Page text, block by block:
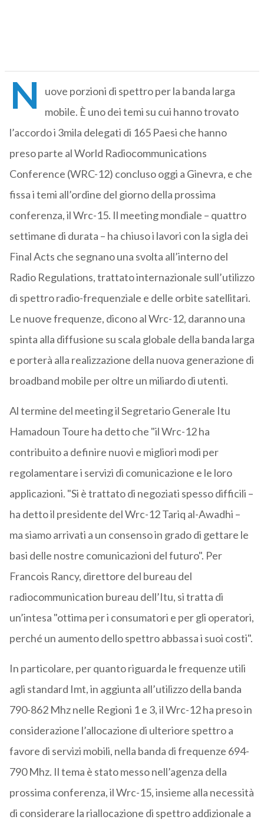
N
uove porzioni di spettro per la banda larga
mobile. È uno dei temi su cui hanno trovato
l’accordo i 3mila delegati di 165 Paesi che hanno
preso parte al World Radiocommunications
Conference (WRC-12) concluso oggi a Ginevra, e che
fissa i temi all’ordine del giorno della prossima
conferenza, il Wrc-15. Il meeting mondiale – quattro
settimane di durata – ha chiuso i lavori con la sigla dei
Final Acts che segnano una svolta all’interno del
Radio Regulations, trattato internazionale sull’utilizzo
di spettro radio-frequenziale e delle orbite satellitari.
Le nuove frequenze, dicono al Wrc-12, daranno una
spinta alla diffusione su scala globale della banda larga
e porterà alla realizzazione della nuova generazione di
broadband mobile per oltre un miliardo di utenti.
Al termine del meeting il Segretario Generale Itu
Hamadoun Toure ha detto che "il Wrc-12 ha
contribuito a definire nuovi e migliori modi per
regolamentare i servizi di comunicazione e le loro
applicazioni. "Si è trattato di negoziati spesso difficili –
ha detto il presidente del Wrc-12 Tariq al-Awadhi –
ma siamo arrivati ​​a un consenso in grado di gettare le
basi delle nostre comunicazioni del futuro". Per
Francois Rancy, direttore del bureau del
radiocommunication bureau dell’Itu, si tratta di
un’intesa "ottima per i consumatori e per gli operatori,
perché un aumento dello spettro abbassa i suoi costi".
In particolare, per quanto riguarda le frequenze utili
agli standard Imt, in aggiunta all’utilizzo della banda
790-862 Mhz nelle Regioni 1 e 3, il Wrc-12 ha preso in
considerazione l’allocazione di ulteriore spettro a
favore di servizi mobili, nella banda di frequenze 694-
790 Mhz. Il tema è stato messo nell’agenza della
prossima conferenza, il Wrc-15, insieme alla necessità
di considerare la riallocazione di spettro addizionale a